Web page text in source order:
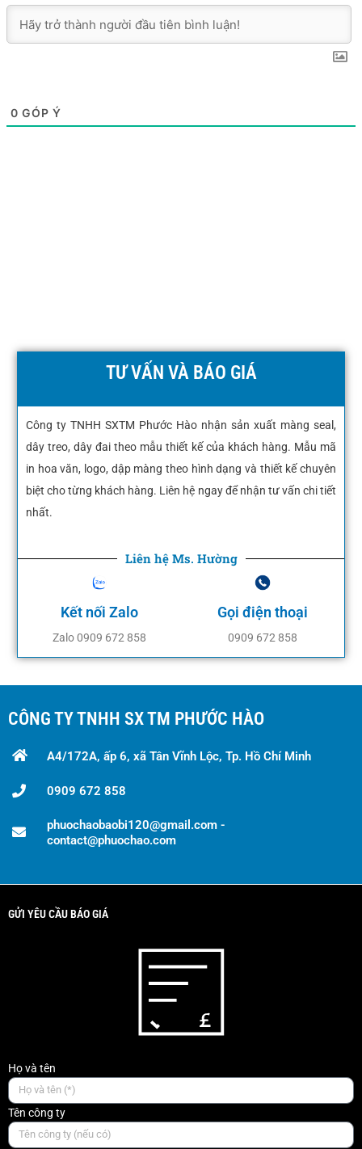
0 GÓP Ý
TƯ VẤN VÀ BÁO GIÁ
Công ty TNHH SXTM Phước Hào nhận sản xuất màng seal,
dây treo, dây đai theo mẫu thiết kế của khách hàng. Mẫu mã
in hoa văn, logo, dập màng theo hình dạng và thiết kế chuyên
biệt cho từng khách hàng. Liên hệ ngay để nhận tư vấn chi tiết
nhất.
Liên hệ Ms. Hường
Kết nối Zalo
Zalo 0909 672 858
Gọi điện thoại
0909 672 858
CÔNG TY TNHH SX TM PHƯỚC HÀO
A4/172A, ấp 6, xã Tân Vĩnh Lộc, Tp. Hồ Chí Minh
0909 672 858
phuochaobaobi120@gmail.com -
contact@phuochao.com
GỬI YÊU CẦU BÁO GIÁ
Họ và tên
Tên công ty